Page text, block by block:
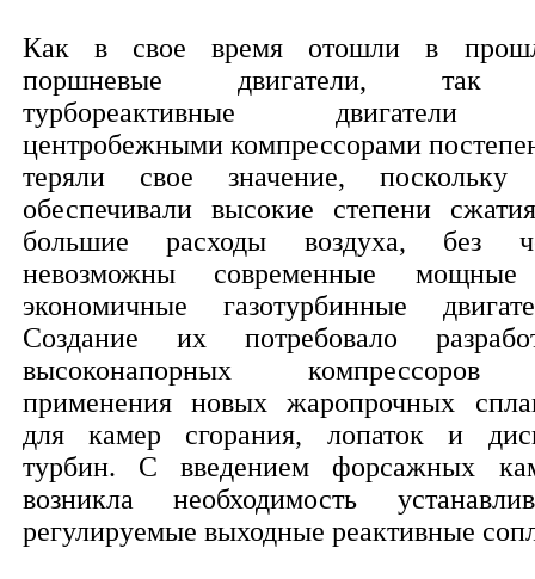
Как в свое время отошли в
поршневые двигатели,
турбореактивные
центробежными компрессорами
теряли свое значение, поскольку
обеспечивали высокие степени
большие расходы воздуха, без
невозможны современные
экономичные газотурбинные
Создание их потребовало
высоконапорных
применения новых жаропрочных
для камер сгорания, лопаток и
турбин. С введением форсажных
возникла необходимость
регулируемые выходные реактивные